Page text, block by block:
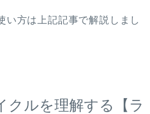
方は上記記事で解説しまし
クルを理解する【ラ